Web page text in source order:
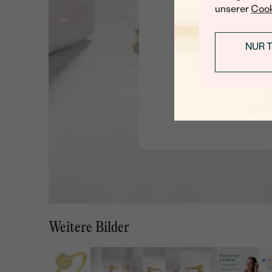
unserer
NUR
Weitere Bilder